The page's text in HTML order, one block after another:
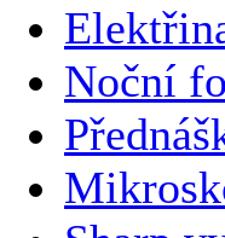
Noční